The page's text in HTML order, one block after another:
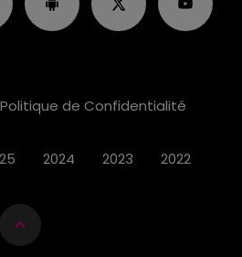
Politique de Confidentialité
2024 2023 2022